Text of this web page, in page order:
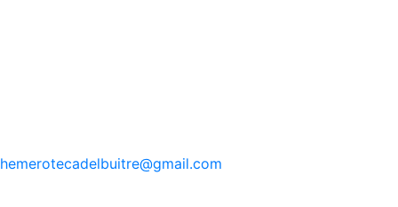
hemerotecadelbuitre@gmail.com